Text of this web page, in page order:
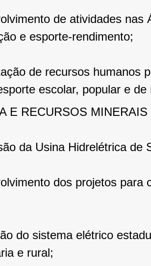
de atividades
e esporte-rendimento;
de recursos humanos
escolar, popular e de
E RECURSOS MINERAIS
da Usina Hidrelétrica de
dos projetos para
do sistema elétrico
e rural;